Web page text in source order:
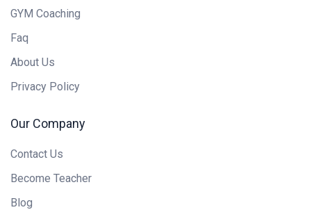
GYM Coaching
Faq
About Us
Privacy Policy
Our Company
Contact Us
Become Teacher
Blog